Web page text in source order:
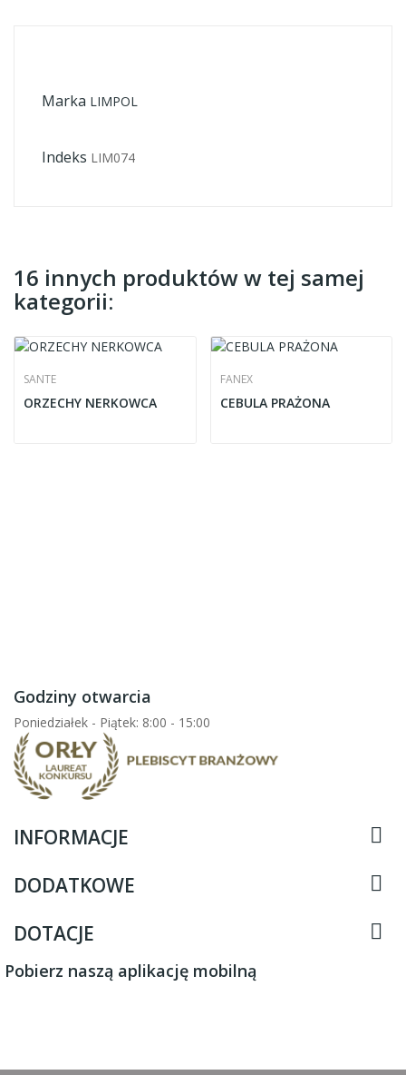
Marka LIMPOL
Indeks LIM074
16 innych produktów w tej samej
kategorii:
SANTE
ORZECHY NERKOWCA
FANEX
CEBULA PRAŻONA
Godziny otwarcia
Poniedziałek - Piątek: 8:00 - 15:00
INFORMACJE 
DODATKOWE 
DOTACJE 
Pobierz naszą aplikację mobilną